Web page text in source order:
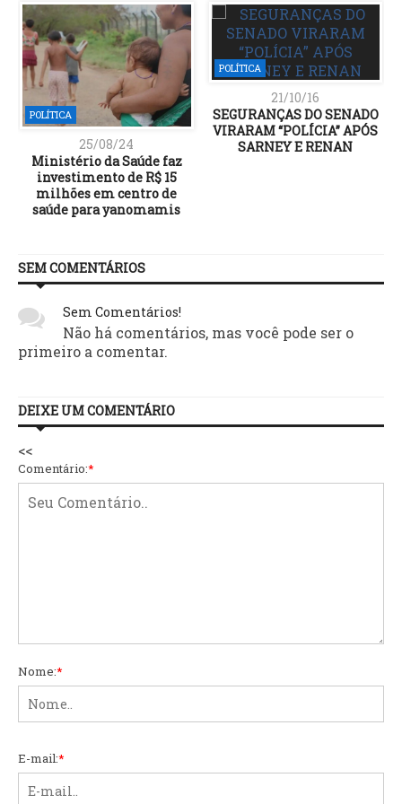
POLÍTICA
25/08/24
Ministério da Saúde faz
investimento de R$ 15
milhões em centro de
saúde para yanomamis
POLÍTICA
21/10/16
SEGURANÇAS DO SENADO
VIRARAM “POLÍCIA” APÓS
SARNEY E RENAN
SEM COMENTÁRIOS
Sem Comentários!
Não há comentários, mas você pode ser o
primeiro a comentar.
DEIXE UM COMENTÁRIO
<<
Comentário:*
Nome:*
E-mail:*